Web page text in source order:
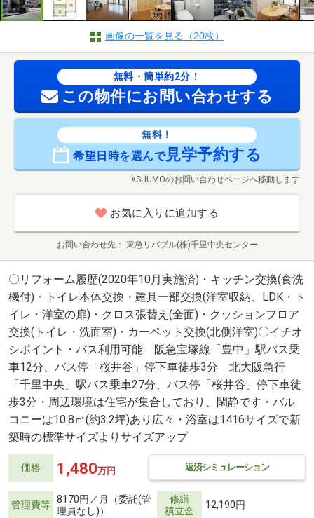
画像の一覧を見る（20枚）
無料・簡単約2分！
この物件にお問い合わせする
無料！
希望日時を選んで見学予約する
※SUUMOのお問い合わせページへ移動します
お気に入りに追加する
お問い合わせ先 東急リバブル(株)千里中央センター
〇リフォーム履歴(2020年10月実施済)・キッチン交換(食洗
機付)・トイレ本体交換・建具一部交換(洋室収納、LDK・ト
イレ・洋室の扉)・クロス張替え(全面)・クッションフロア
交換(トイレ・洗面室)・カーペット交換(北側洋室)〇イチオ
シポイント・バス利用可能 阪急宝塚線「豊中」駅バス乗
車12分、バス停「桜井谷」停下車徒歩3分 北大阪急行
「千里中央」駅バス乗車27分、バス停「桜井谷」停下車徒
歩3分・周辺環境は住宅が集合しており、閑静です・バル
コニーは10.8㎡(約3.2坪)あり広々・浴室は1416サイズで新
築時の標準サイズよりサイズアップ
価格 返済シミュレーション
1,480万円
管理費等 8170円／月（委託(管
理員なし)）
修繕
積立金
12,190円